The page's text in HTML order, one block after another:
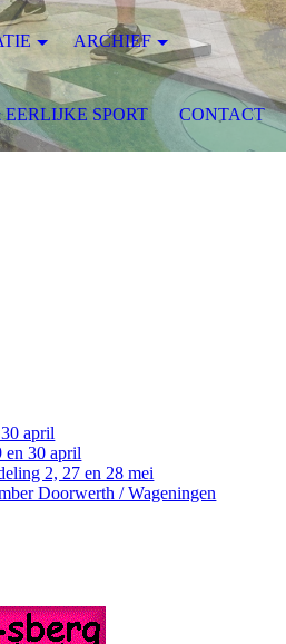
april
30 april
2, 27 en 28 mei
Doorwerth / Wageningen
ARCHIEF
SPORT CONTACT